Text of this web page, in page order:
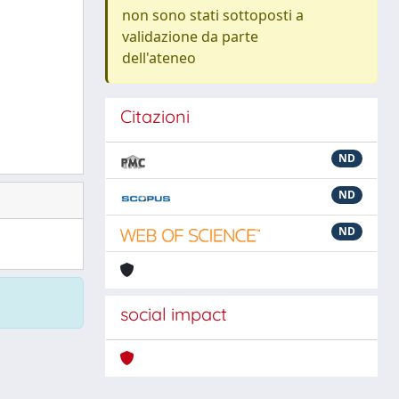
non sono stati sottoposti a
validazione da parte
dell'ateneo
Citazioni
ND
ND
ND
social impact